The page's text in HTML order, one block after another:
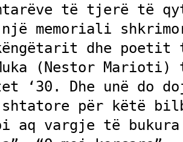
të tjerë të
memoriali
dhe poetit të
(Nestor Marioti)
Dhe unë do
për këtë
aq vargje të bukura